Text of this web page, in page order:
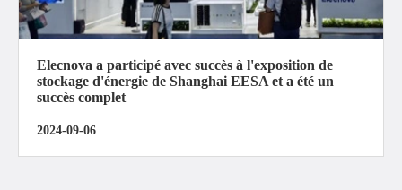
Elecnova a participé avec succès à l'exposition de
stockage d'énergie de Shanghai EESA et a été un
succès complet
2024-09-06